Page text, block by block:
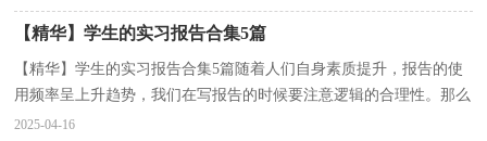
【精华】学生的实习报告合集5篇
【精华】学生的实习报告合集5篇随着人们自身素质提升，报告的使
用频率呈上升趋势，我们在写报告的时候要注意逻辑的合理性。那么
报告应该怎么写才合适呢？下面是小编收集整理的学...
2025-04-16